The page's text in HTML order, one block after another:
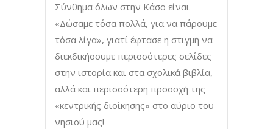
Σύνθημα όλων στην Κάσο είναι
«Δώσαμε τόσα πολλά, για να πάρουμε
τόσα λίγα», γιατί έφτασε η στιγμή να
διεκδικήσουμε περισσότερες σελίδες
στην ιστορία και στα σχολικά βιβλία,
αλλά και περισσότερη προσοχή της
«κεντρικής διοίκησης» στο αύριο του
νησιού μας!